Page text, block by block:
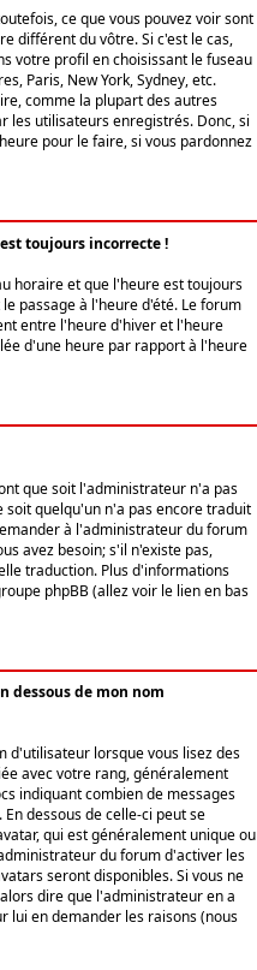
ce que vous pouvez voir sont
différent du vôtre. Si c'est le cas,
votre profil en choisissant le fuseau
Paris, New York, Sydney, etc.
comme la plupart des autres
les utilisateurs enregistrés. Donc, si
pour le faire, si vous pardonnez
toujours incorrecte !
horaire et que l'heure est toujours
passage à l'heure d'été. Le forum
entre l'heure d'hiver et l'heure
d'une heure par rapport à l'heure
que soit l'administrateur n'a pas
quelqu'un n'a pas encore traduit
à l'administrateur du forum
avez besoin; s'il n'existe pas,
traduction. Plus d'informations
phpBB (allez voir le lien en bas
dessous de mon nom
d'utilisateur lorsque vous lisez des
avec votre rang, généralement
indiquant combien de messages
dessous de celle-ci peut se
qui est généralement unique ou
du forum d'activer les
seront disponibles. Si vous ne
dire que l'administrateur en a
lui en demander les raisons (nous